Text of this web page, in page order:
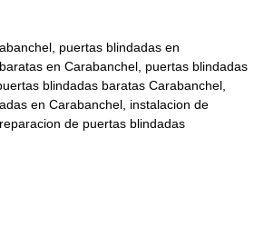
puertas blindadas en
en Carabanchel, puertas blindadas
blindadas baratas Carabanchel,
en Carabanchel, instalacion de
de puertas blindadas